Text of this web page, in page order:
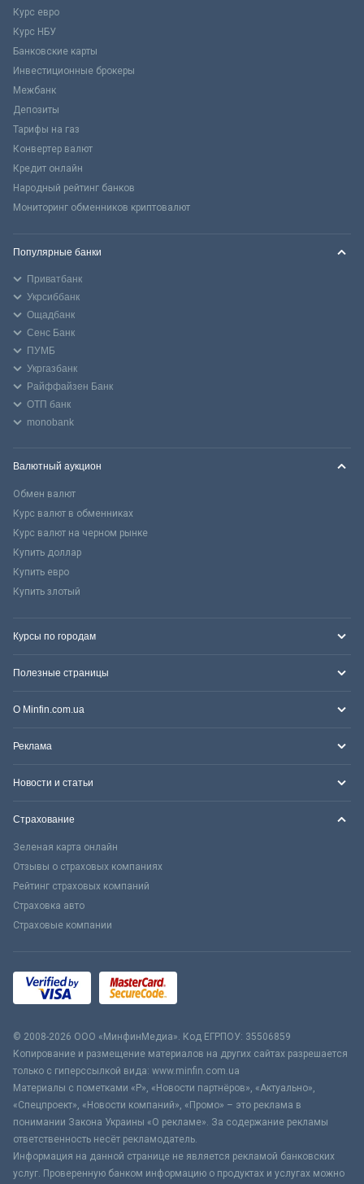
Курс евро
Курс НБУ
Банковские карты
Инвестиционные брокеры
Межбанк
Депозиты
Тарифы на газ
Конвертер валют
Кредит онлайн
Народный рейтинг банков
Мониторинг обменников криптовалют
Популярные банки
Приватбанк
Укрсиббанк
Ощадбанк
Сенс Банк
ПУМБ
Укргазбанк
Райффайзен Банк
ОТП банк
monobank
Валютный аукцион
Обмен валют
Курс валют в обменниках
Курс валют на черном рынке
Купить доллар
Купить евро
Купить злотый
Курсы по городам
Полезные страницы
О Minfin.com.ua
Реклама
Новости и статьи
Страхование
Зеленая карта онлайн
Отзывы о страховых компаниях
Рейтинг страховых компаний
Страховка авто
Страховые компании
© 2008-2026 ООО «МинфинМедиа». Код ЕГРПОУ: 35506859
Копирование и размещение материалов на других сайтах разрешается
только с гиперссылкой вида: www.minfin.com.ua
Материалы с пометками «Р», «Новости партнёров», «Актуально»,
«Спецпроект», «Новости компаний», «Промо» – это реклама в
понимании Закона Украины «О рекламе». За содержание рекламы
ответственность несёт рекламодатель.
Информация на данной странице не является рекламой банковских
услуг. Проверенную банком информацию о продуктах и услугах можно